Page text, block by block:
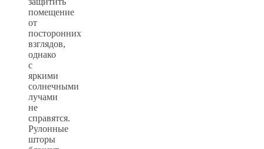
помещение
от
посторонних
взглядов,
однако
с
яркими
солнечными
лучами
не
справятся.
Рулонные
шторы